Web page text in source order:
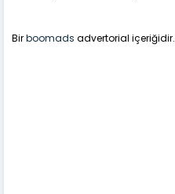
Birboomads advertorial içeriğidir.